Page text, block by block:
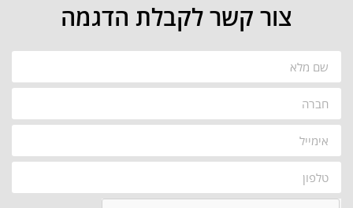
צור קשר לקבלת הדגמה